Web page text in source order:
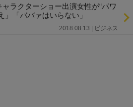
ラクターショー出演女性が“パワ
」「ババァはいらない」
2018.08.13 | ビジネス